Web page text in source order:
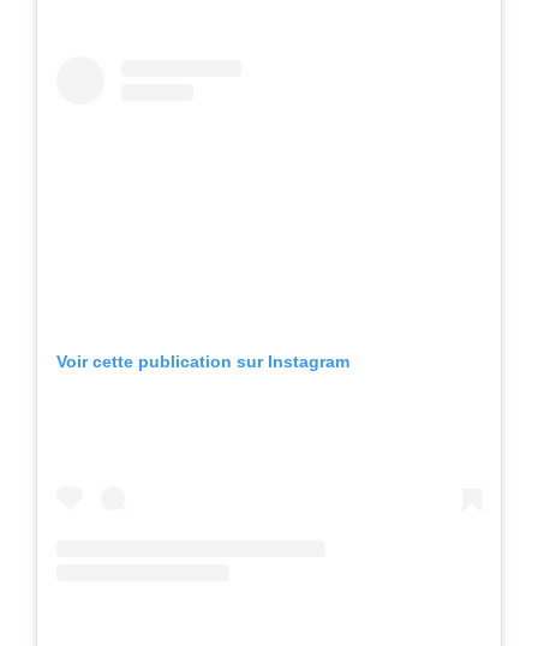
Voir cette publication sur Instagram